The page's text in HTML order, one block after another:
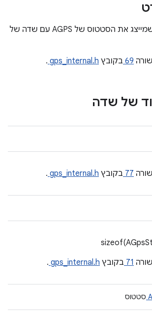
מבנה מדור קודם שמייצג את הסטטוס של AGPS עם שדה של
69 בקובץ gps_internal.h
.
של שדה
77 בקובץ gps_internal.h
.
71 בקובץ gps_internal.h
.
סטטוס